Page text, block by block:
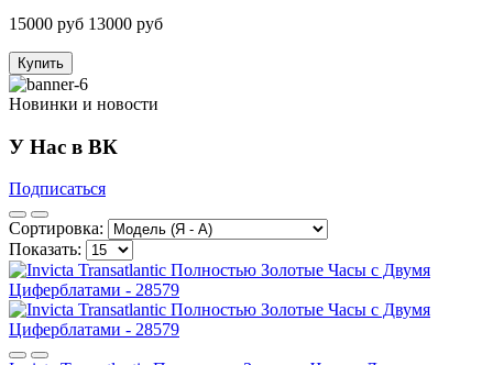
15000 руб 13000 руб
Купить
Новинки и новости
У Нас в ВК
Подписаться
Сортировка:
Показать: